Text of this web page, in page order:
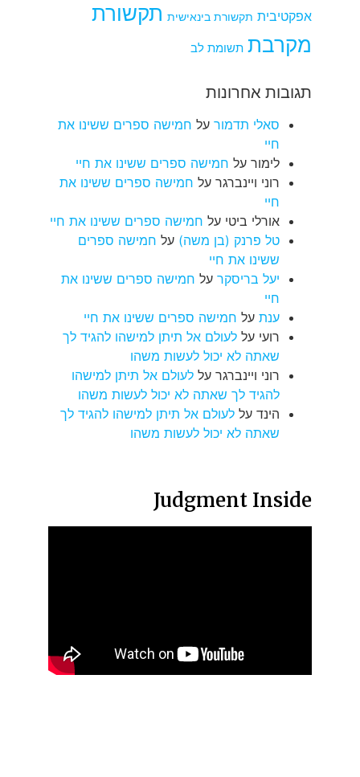
אפקטיבית תקשורת בינאישית תקשורת
מקרבת תשומת לב
תגובות אחרונות
סאלי תדמור על חמישה ספרים ששינו את
חיי
לימור על חמישה ספרים ששינו את חיי
רוני ויינברגר על חמישה ספרים ששינו את
חיי
אורלי ביטי על חמישה ספרים ששינו את חיי
טל פרנק (בן משה) על חמישה ספרים
ששינו את חיי
יעל בריסקר על חמישה ספרים ששינו את
חיי
ענת על חמישה ספרים ששינו את חיי
רועי על לעולם אל תיתן למישהו להגיד לך
שאתה לא יכול לעשות משהו
רוני ויינברגר על לעולם אל תיתן למישהו
להגיד לך שאתה לא יכול לעשות משהו
הינד על לעולם אל תיתן למישהו להגיד לך
שאתה לא יכול לעשות משהו
Judgment Inside